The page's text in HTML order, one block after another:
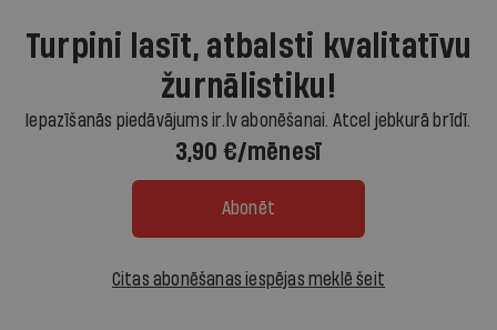
Turpini lasīt, atbalsti kvalitatīvu
žurnālistiku!
Iepazīšanās piedāvājums ir.lv abonēšanai. Atcel jebkurā brīdī.
3,90 €/mēnesī
Abonēt
Citas abonēšanas iespējas meklē šeit